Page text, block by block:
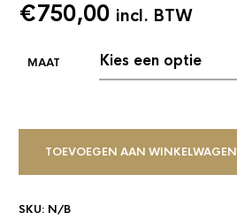
€750,00 incl. BTW
TOEVOEGEN AAN WINKELWAGEN
SKU: N/B